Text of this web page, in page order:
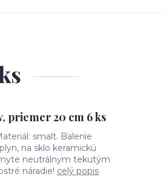
priemer 20 cm 6 ks
smalt. Balenie
na sklo keramickú
neutrálnym tekutým
náradie! celý popis